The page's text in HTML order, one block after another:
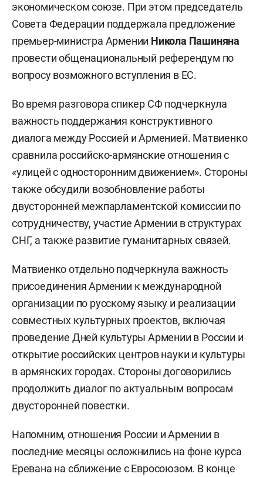
экономическом союзе. При этом председатель
Совета Федерации поддержала предложение
премьер-министра Армении Никола Пашиняна
провести общенациональный референдум по
вопросу возможного вступления в ЕС.
Во время разговора спикер СФ подчеркнула
важность поддержания конструктивного
диалога между Россией и Арменией. Матвиенко
сравнила российско-армянские отношения с
«улицей с односторонним движением». Стороны
также обсудили возобновление работы
двусторонней межпарламентской комиссии по
сотрудничеству, участие Армении в структурах
СНГ, а также развитие гуманитарных связей.
Матвиенко отдельно подчеркнула важность
присоединения Армении к международной
организации по русскому языку и реализации
совместных культурных проектов, включая
проведение Дней культуры Армении в России и
открытие российских центров науки и культуры
в армянских городах. Стороны договорились
продолжить диалог по актуальным вопросам
двусторонней повестки.
Напомним, отношения России и Армении в
последние месяцы осложнились на фоне курса
Еревана на сближение с Евросоюзом. В конце